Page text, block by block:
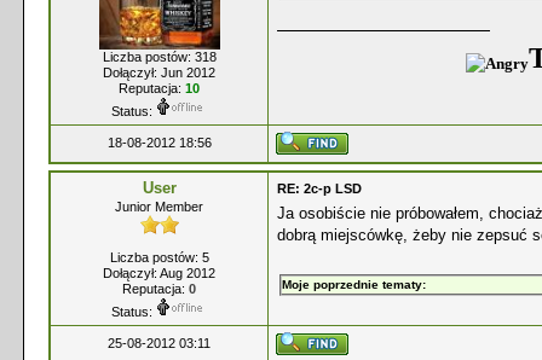
Liczba postów: 318
Dołączył: Jun 2012
Reputacja: 10
Status:
18-08-2012 18:56
User
Junior Member
Liczba postów: 5
Dołączył: Aug 2012
Reputacja: 0
Status:
RE: 2c-p LSD
Ja osobiście nie próbowałem,
dobrą miejscówkę, żeby nie zepsuć
Moje poprzednie tematy:
25-08-2012 03:11